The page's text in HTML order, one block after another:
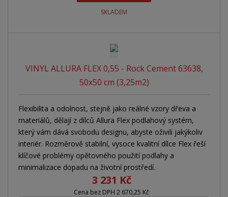
SKLADEM
VINYL ALLURA FLEX 0,55 - Rock Cement 63638,
50x50 cm (3,25m2)
Flexibilita a odolnost, stejně jako reálné vzory dřeva a
materiálů, dělají z dílců Allura Flex podlahový systém,
který vám dává svobodu designu, abyste oživili jakýkoliv
interiér. Rozměrově stabilní, vysoce kvalitní dílce Flex řeší
klíčové problémy opětovného použití podlahy a
minimalizace dopadu na životní prostředí.
3 231 Kč
Cena bez DPH 2 670,25 Kč